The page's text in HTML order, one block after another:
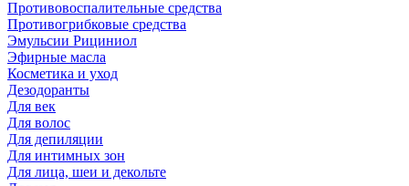
Противовоспалительные средства
Противогрибковые средства
Эмульсии Рициниол
Эфирные масла
Косметика и уход
Дезодоранты
Для век
Для волос
Для депиляции
Для интимных зон
Для лица, шеи и декольте